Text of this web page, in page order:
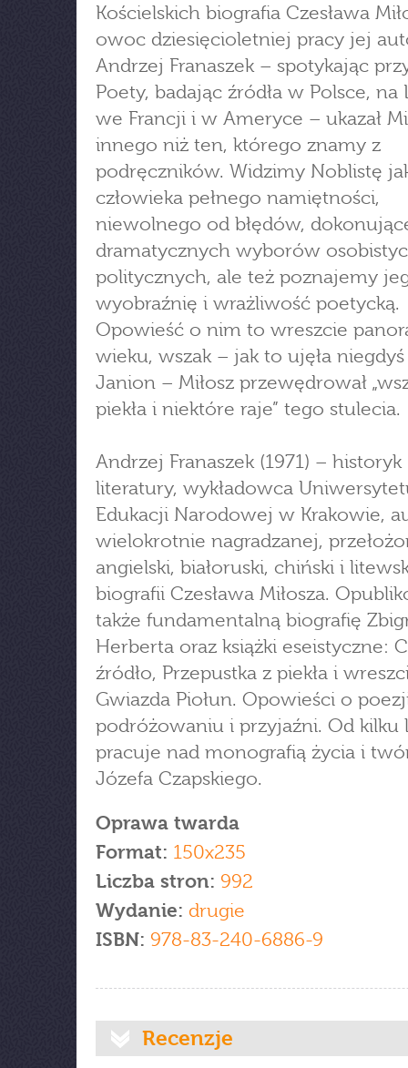
Kościelskich biografia Czesława
owoc dziesięcioletniej pracy jej
Andrzej Franaszek – spotykając
Poety, badając źródła w Polsce, na
we Francji i w Ameryce – ukazał
innego niż ten, którego znamy z
podręczników. Widzimy Noblistę
człowieka pełnego namiętności,
niewolnego od błędów,
dramatycznych wyborów
politycznych, ale też poznajemy
wyobraźnię i wrażliwość poetycką.
Opowieść o nim to wreszcie
wieku, wszak – jak to ujęła
Janion – Miłosz przewędrował
piekła i niektóre raje” tego stulecia.
Andrzej Franaszek (1971) – historyk
literatury, wykładowca
Edukacji Narodowej w Krakowie,
wielokrotnie nagradzanej,
angielski, białoruski, chiński i
biografii Czesława Miłosza.
także fundamentalną biografię
Herberta oraz książki eseistyczne:
źródło, Przepustka z piekła i
Gwiazda Piołun. Opowieści o
podróżowaniu i przyjaźni. Od kilku
pracuje nad monografią życia i
Józefa Czapskiego.
Oprawa twarda
Format: 150x235
Liczba stron: 992
Wydanie: drugie
ISBN: 978-83-240-6886-9
Recenzje